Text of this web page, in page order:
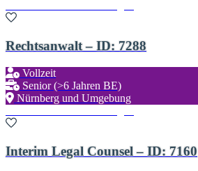
Rechtsanwalt – ID: 7288
Vollzeit
Senior (>6 Jahren BE)
Nürnberg und Umgebung
Interim Legal Counsel – ID: 7160